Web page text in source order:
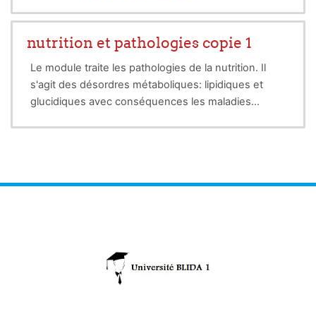
•Une meilleure communication orale ( Au
nutrition et pathologies copie 1
Le module traite les pathologies de la nutrition. Il
s'agit des désordres métaboliques: lipidiques et
glucidiques avec conséquences les maladies
pathologies et les méthodes d'alimentation des